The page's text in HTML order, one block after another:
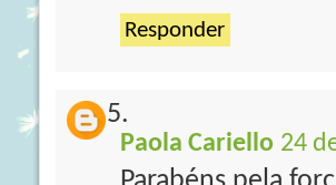
Responder
Paola Cariello 24